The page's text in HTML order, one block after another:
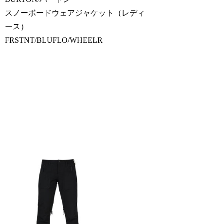
スノーボードウェアジャケット（レディ
ース）
FRSTNT/BLUFLO/WHEELR